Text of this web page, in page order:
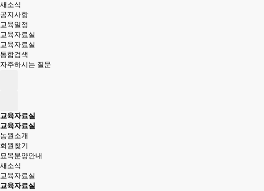
새소식
공지사항
교육일정
교육자료실
교육자료실
통합검색
자주하시는 질문
교육자료실
교육자료실
농원소개
회원찾기
묘목분양안내
새소식
교육자료실
교육자료실